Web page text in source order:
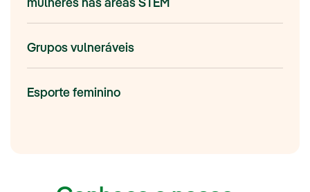
mulheres nas áreas STEM
Grupos vulneráveis
Esporte feminino